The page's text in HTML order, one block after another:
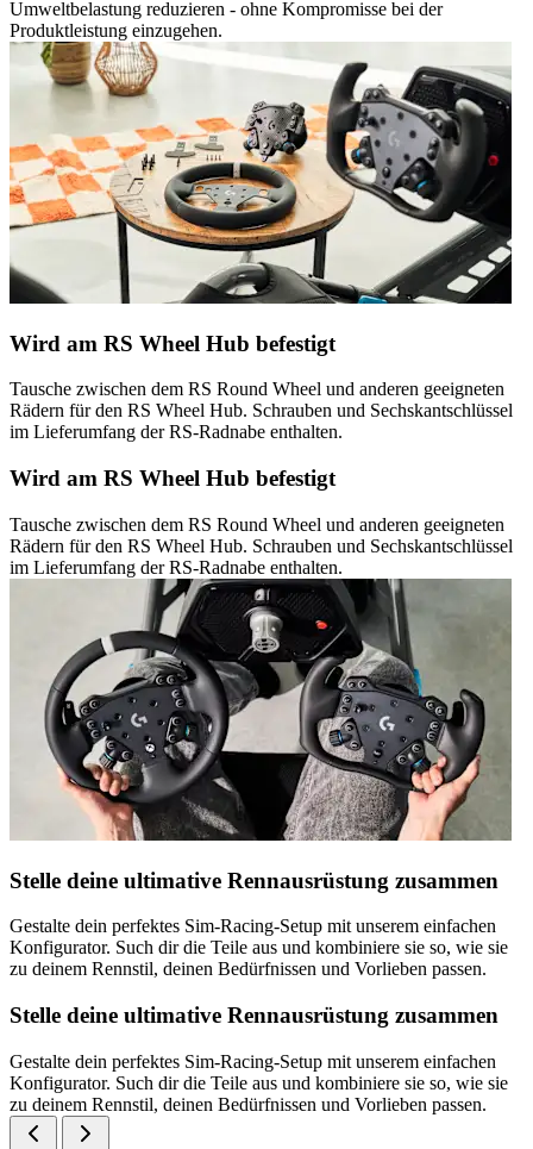
Umweltbelastung reduzieren - ohne Kompromisse bei der
Produktleistung einzugehen.
Wird am RS Wheel Hub befestigt
Tausche zwischen dem RS Round Wheel und anderen geeigneten
Rädern für den RS Wheel Hub. Schrauben und Sechskantschlüssel
im Lieferumfang der RS-Radnabe enthalten.
Wird am RS Wheel Hub befestigt
Tausche zwischen dem RS Round Wheel und anderen geeigneten
Rädern für den RS Wheel Hub. Schrauben und Sechskantschlüssel
im Lieferumfang der RS-Radnabe enthalten.
Stelle deine ultimative Rennausrüstung zusammen
Gestalte dein perfektes Sim-Racing-Setup mit unserem einfachen
Konfigurator. Such dir die Teile aus und kombiniere sie so, wie sie
zu deinem Rennstil, deinen Bedürfnissen und Vorlieben passen.
Stelle deine ultimative Rennausrüstung zusammen
Gestalte dein perfektes Sim-Racing-Setup mit unserem einfachen
Konfigurator. Such dir die Teile aus und kombiniere sie so, wie sie
zu deinem Rennstil, deinen Bedürfnissen und Vorlieben passen.